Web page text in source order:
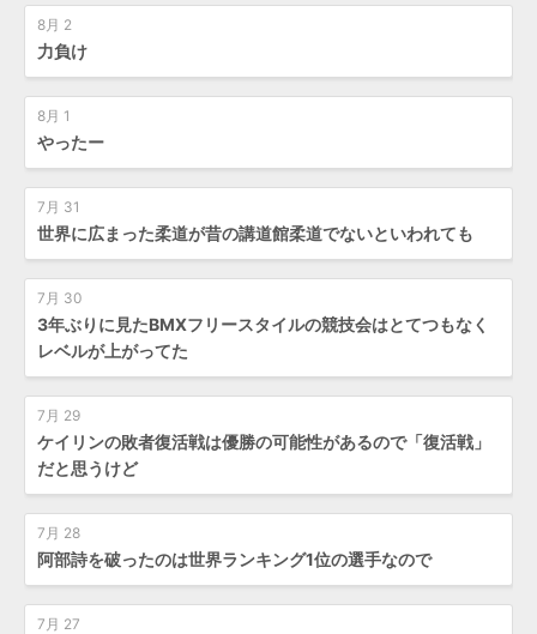
8月 2
力負け
8月 1
やったー
7月 31
世界に広まった柔道が昔の講道館柔道でないといわれても
7月 30
3年ぶりに見たBMXフリースタイルの競技会はとてつもなく
レベルが上がってた
7月 29
ケイリンの敗者復活戦は優勝の可能性があるので「復活戦」
だと思うけど
7月 28
阿部詩を破ったのは世界ランキング1位の選手なので
7月 27